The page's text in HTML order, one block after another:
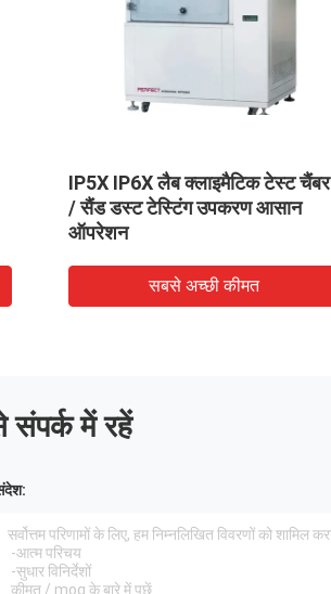
IP5X IP6X लैब क्लाइमैटिक टेस्ट चैंबर
/ सैंड डस्ट टेस्टिंग उपकरण आसान
ऑपरेशन
सबसे अच्छी कीमत
संपर्क में रहें